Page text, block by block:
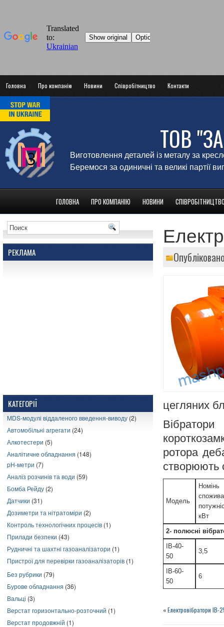
Головна Про компанію Новини Співробітництво Контакти
ТОВ
Виготовлення деталей із металу за
Беремося за одиничні та великі партії
ГОЛОВНА ПРО КОМПАНІЮ НОВИНИ
РЕКЛАМА
КАТЕГОРІЇ
MDS-модулі віддаленого введення-виводу (2)
Автомобільні агрегати (24)
Алкотестери (5)
Аналітичне обладнання (148)
pH-метри (7)
Аналіз розчинів та води (59)
Бомба Рейду (2)
Датчики (31)
Дозиметри та нітратоміри (2)
Контроль технологічних процесів (1)
Прилади безпеки (43)
Рудничні та шахтні газоаналізатори (1)
Пристрої для перевірки газоаналізаторів (1)
Без рубрики (79)
Бурове обладнання (36)
Вальці (3)
Верстат горизонтально-розточний (1)
Верстат продовжній (1)
цегляних
ротора
створюють
Модель
Номінь
кВт
2- полюсні
ІВ-40-
50
3,5
ІВ-60-
50
6
«Електровібратори